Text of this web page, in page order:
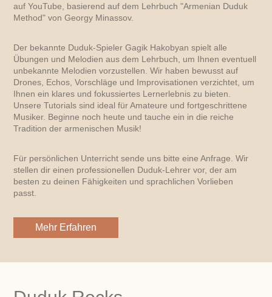
auf YouTube, basierend auf dem Lehrbuch "Armenian Duduk
Method" von Georgy Minassov.
Der bekannte Duduk-Spieler Gagik Hakobyan spielt alle
Übungen und Melodien aus dem Lehrbuch, um Ihnen eventuell
unbekannte Melodien vorzustellen. Wir haben bewusst auf
Drones, Echos, Vorschläge und Improvisationen verzichtet, um
Ihnen ein klares und fokussiertes Lernerlebnis zu bieten.
Unsere Tutorials sind ideal für Amateure und fortgeschrittene
Musiker. Beginne noch heute und tauche ein in die reiche
Tradition der armenischen Musik!
Für persönlichen Unterricht sende uns bitte eine Anfrage. Wir
stellen dir einen professionellen Duduk-Lehrer vor, der am
besten zu deinen Fähigkeiten und sprachlichen Vorlieben
passt.
Mehr Erfahren